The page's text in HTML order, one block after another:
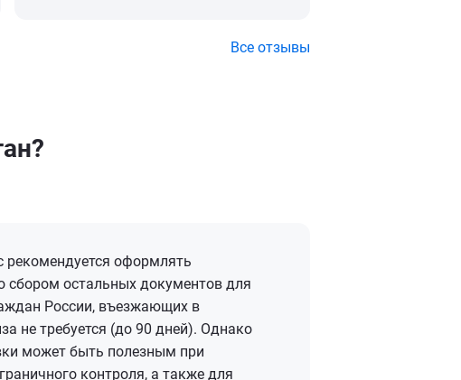
Все отзывы
рекомендуется оформлять
сбором остальных документов для
России, въезжающих в
не требуется (до 90 дней). Однако
может быть полезным при
контроля, а также для